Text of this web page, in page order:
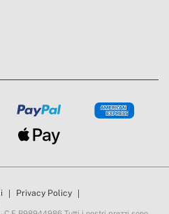
Privacy Policy